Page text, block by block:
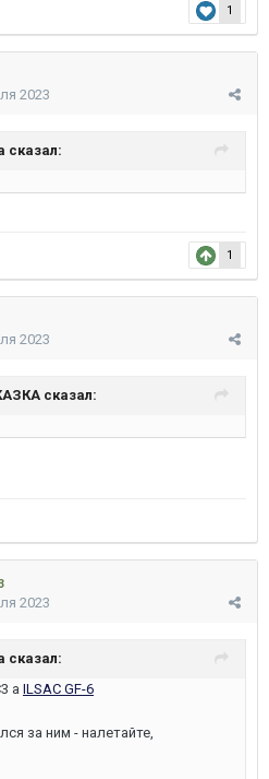
1
2023
сказал:
1
2023
сказал:
2023
сказал:
а ILSAC GF-6
за ним - налетайте,